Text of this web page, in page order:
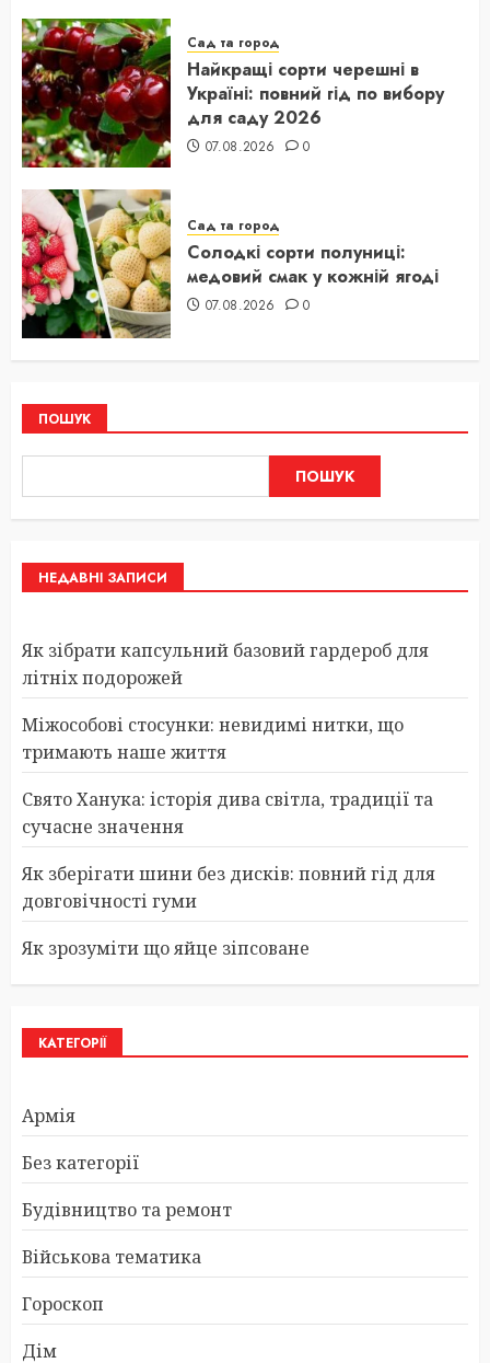
Сад та город
Найкращі сорти черешні в
Україні: повний гід по вибору
для саду 2026
07.08.2026 0
Сад та город
Солодкі сорти полуниці:
медовий смак у кожній ягоді
07.08.2026 0
ПОШУК
ПОШУК
НЕДАВНІ ЗАПИСИ
Як зібрати капсульний базовий гардероб для
літніх подорожей
Міжособові стосунки: невидимі нитки, що
тримають наше життя
Свято Ханука: історія дива світла, традиції та
сучасне значення
Як зберігати шини без дисків: повний гід для
довговічності гуми
Як зрозуміти що яйце зіпсоване
КАТЕГОРІЇ
Армія
Без категорії
Будівництво та ремонт
Військова тематика
Гороскоп
Дім